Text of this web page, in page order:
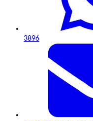
3896